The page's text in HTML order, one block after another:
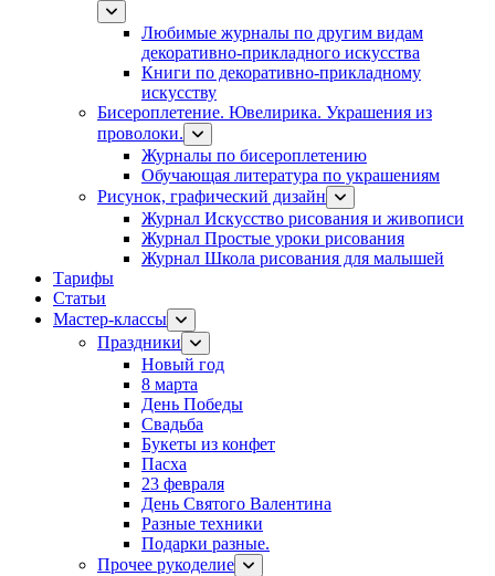
Любимые журналы по другим видам
декоративно-прикладного искусства
Книги по декоративно-прикладному
искусству
Бисероплетение. Ювелирика. Украшения из
проволоки.
Журналы по бисероплетению
Обучающая литература по украшениям
Рисунок, графический дизайн
Журнал Искусство рисования и живописи
Журнал Простые уроки рисования
Журнал Школа рисования для малышей
Тарифы
Статьи
Мастер-классы
Праздники
Новый год
8 марта
День Победы
Свадьба
Букеты из конфет
Пасха
23 февраля
День Святого Валентина
Разные техники
Подарки разные.
Прочее рукоделие